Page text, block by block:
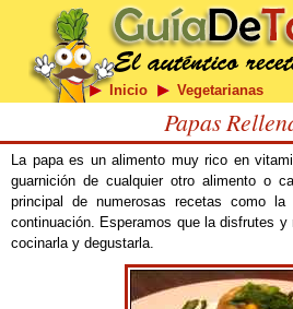
Inicio Vegetarianas
Papas
La papa es un alimento muy rico en
guarnición de cualquier otro alimento o
principal de numerosas recetas como
continuación. Esperamos que la disfrutes y
cocinarla y degustarla.